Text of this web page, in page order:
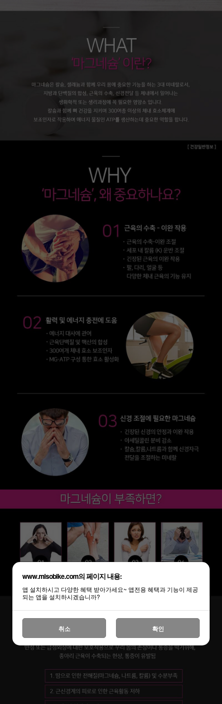
www.misobike.com의 페이지 내용:
앱 설치하시고 다양한 혜택 받아가세요~ 앱전용 혜택과 기능이 제공
되는 앱을 설치하시겠습니까?
취소 확인